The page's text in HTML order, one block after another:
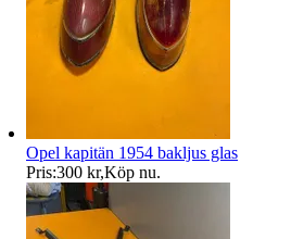
Opel kapitän 1954 bakljus glas
Pris:300 kr,Köp nu.